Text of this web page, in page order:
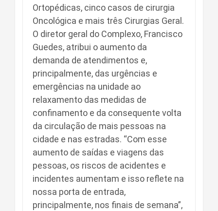
Ortopédicas, cinco casos de cirurgia
Oncológica e mais três Cirurgias Geral.
O diretor geral do Complexo, Francisco
Guedes, atribui o aumento da
demanda de atendimentos e,
principalmente, das urgências e
emergências na unidade ao
relaxamento das medidas de
confinamento e da consequente volta
da circulação de mais pessoas na
cidade e nas estradas. “Com esse
aumento de saídas e viagens das
pessoas, os riscos de acidentes e
incidentes aumentam e isso reflete na
nossa porta de entrada,
principalmente, nos finais de semana”,